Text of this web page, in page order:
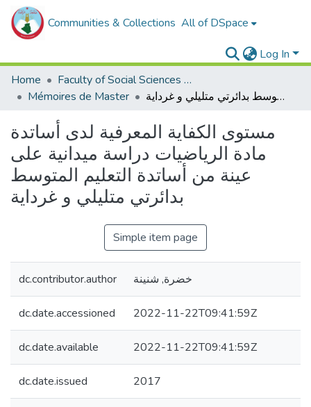
Communities & Collections All of DSpace
Log In
Home
Faculty of Social Sciences and Humanities
Mémoires de Master
مستوى الكفاية المعرفية لدى أساتدة مادة الرياضيات دراسة ميدانية على عينة من أساتدة التعليم المتوسط بدائرتي متليلي و غرداية
مستوى الكفاية المعرفية لدى أساتدة
مادة الرياضيات دراسة ميدانية على
عينة من أساتدة التعليم المتوسط
بدائرتي متليلي و غرداية
Simple item page
dc.contributor.author خضرة, شنينة
dc.date.accessioned 2022-11-22T09:41:59Z
dc.date.available 2022-11-22T09:41:59Z
dc.date.issued 2017